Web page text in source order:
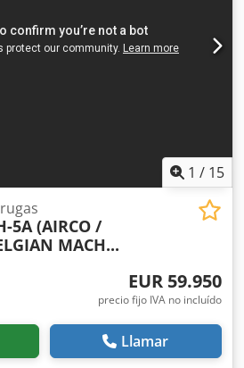
1 / 15
5A (AIRCO /
MACH...
EUR 59.950
precio fijo IVA no incluído
Llamar